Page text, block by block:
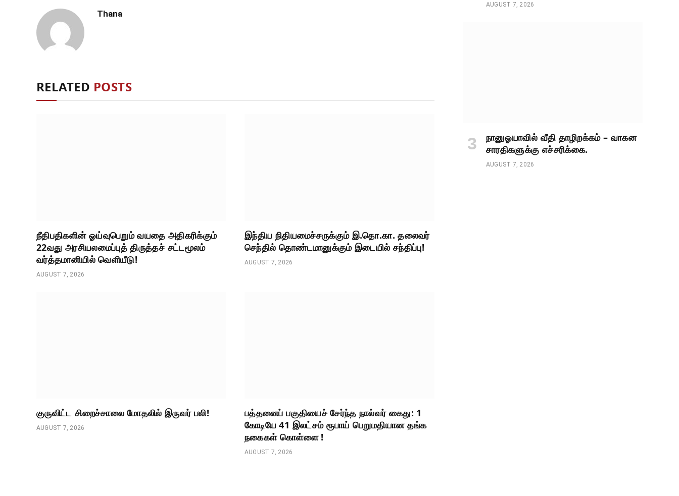
Thana
RELATED POSTS
நீதிபதிகளின் ஓய்வுபெறும் வயதை அதிகரிக்கும்
22வது அரசியலமைப்புத் திருத்தச் சட்டமூலம்
வர்த்தமானியில் வெளியீடு!
AUGUST 7, 2026
இந்திய நிதியமைச்சருக்கும் இ.தொ.கா. தலைவர்
செந்தில் தொண்டமானுக்கும் இடையில் சந்திப்பு!
AUGUST 7, 2026
குருவிட்ட சிறைச்சாலை மோதலில் இருவர் பலி!
AUGUST 7, 2026
பத்தனைப் பகுதியைச் சேர்ந்த நால்வர் கைது: 1
கோடியே 41 இலட்சம் ரூபாய் பெறுமதியான தங்க
நகைகள் கொள்ளை !
AUGUST 7, 2026
AUGUST 7, 2026
நானுஓயாவில் வீதி தாழிறக்கம் – வாகன
சாரதிகளுக்கு எச்சரிக்கை.
AUGUST 7, 2026